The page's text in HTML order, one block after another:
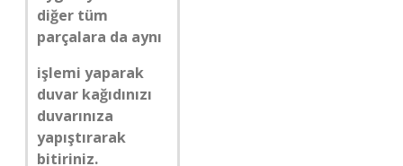
diğer tüm
parçalara da aynı
işlemi yaparak
duvar kağıdınızı
duvarınıza
yapıştırarak
bitiriniz.